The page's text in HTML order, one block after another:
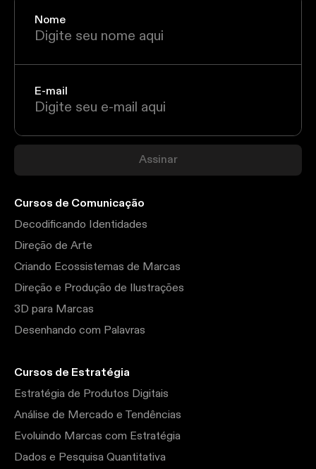
Nome
E-mail
Assinar
Cursos de Comunicação
Decodificando Identidades
Direção de Arte
Criando Ecossistemas de Marcas
Direção e Produção de Ilustrações
3D para Marcas
Desenhando com Palavras
Cursos de Estratégia
Estratégia de Produtos Digitais
Análise de Mercado e Tendências
Evoluindo Marcas com Estratégia
Dados e Pesquisa Quantitativa